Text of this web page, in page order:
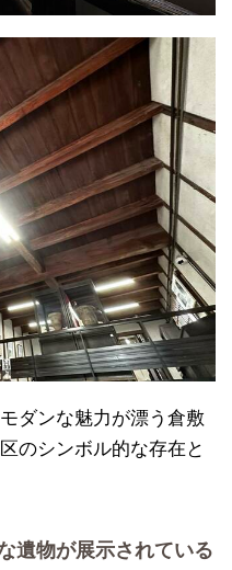
ダンな魅力が漂う倉敷
のシンボル的な存在と
遺物が展示されている